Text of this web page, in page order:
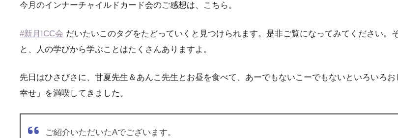
今月のインナーチャイルドカード会のご感想は、こちら。
#新月ICC会 だいたいこのタグをたどっていくと見つけられます。是非ご覧になってみてください。
と、人の学びから学ぶことはたくさんありますよ。
先日はひさびさに、甘夏先生＆あんこ先生とお昼を食べて、あーでもないこーでもないといろいろ
幸せ」を満喫してきました。
ご紹介いただいたAでございます。